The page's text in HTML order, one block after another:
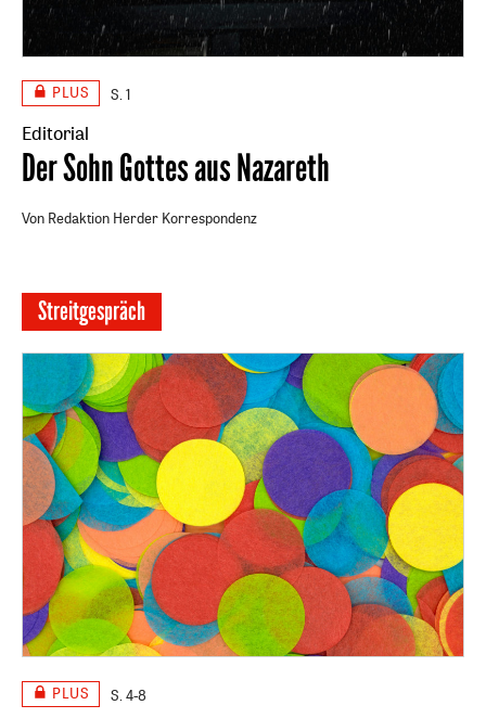
PLUS S. 1
Editorial
:
Der Sohn Gottes aus Nazareth
Von Redaktion Herder Korrespondenz
Streitgespräch
PLUS S. 4-8